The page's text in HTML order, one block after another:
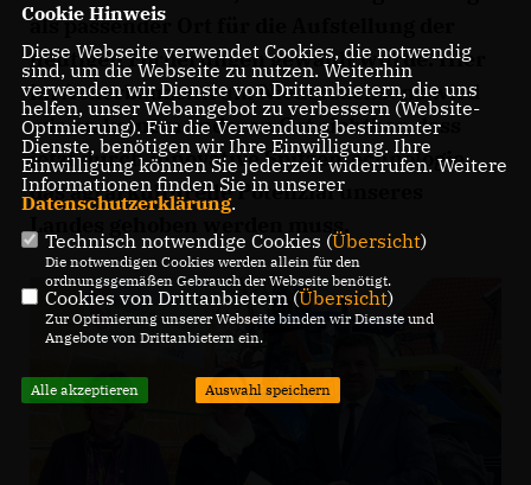
als passender Ort für die Aufstellung der
heutigen Forderungen gewählt wurde. Hier
im Ackerbauzentrum Niedersachsens wird
wie an keinem anderen Ort sichtbar, dass
jetzt durch innovative Spitzentechnologie
das agrarkulturelle Potenzial unseres
Landes gehoben werden muss.
Cookie Hinweis
Diese Webseite verwendet Cookies, die notwendig
sind, um die Webseite zu nutzen. Weiterhin
verwenden wir Dienste von Drittanbietern, die uns
helfen, unser Webangebot zu verbessern (Website-
Optmierung). Für die Verwendung bestimmter
Dienste, benötigen wir Ihre Einwilligung. Ihre
Einwilligung können Sie jederzeit widerrufen. Weitere
Informationen finden Sie in unserer
Datenschutzerklärung.
Technisch notwendige Cookies (Übersicht)
Die notwendigen Cookies werden allein für den
ordnungsgemäßen Gebrauch der Webseite benötigt.
Cookies von Drittanbietern (Übersicht)
Zur Optimierung unserer Webseite binden wir Dienste und
Angebote von Drittanbietern ein.
Alle akzeptieren Auswahl speichern